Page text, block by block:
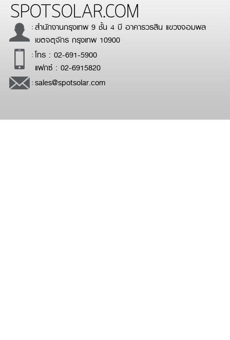
SPOTSOLAR.COM
: สำนักงานกรุงเทพ 9 ชั้น 4 บี อาคารวรสิน แขวงจอมพล
เขตจตุจักร กรุงเทพ 10900
: โทร : 02-691-5900
แฟกซ์ : 02-6915820
: sales@spotsolar.com